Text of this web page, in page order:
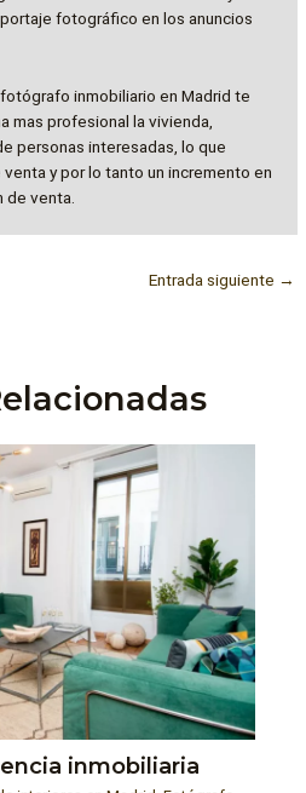
fotográfico en los anuncios
inmobiliario en Madrid te
mas profesional la vivienda,
personas interesadas, lo que
y por lo tanto un incremento en
de venta.
Entrada siguiente →
inmobiliaria